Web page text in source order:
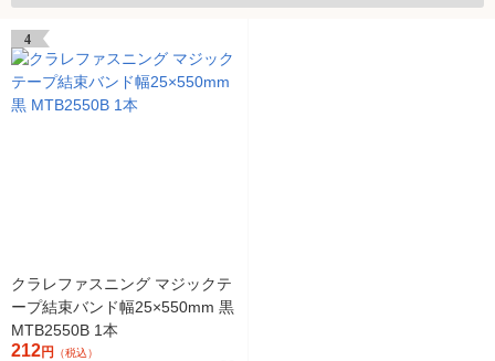
4
クラレファスニング マジックテ
ープ結束バンド幅25×550mm 黒
MTB2550B 1本
212円 （税込）